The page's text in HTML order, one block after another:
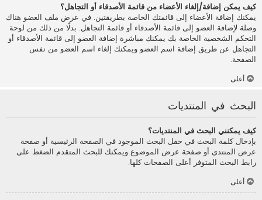
كيف يمكن إضافة/إلغاء الأعضاء من قائمة الأصدقاء أو التجاهل؟
يمكنك إضافة الأعضاء إلى قائمتك الخاصة بطريقتين. في عرض ملف العضو هناك
وصلة لإضافة العضو إلى قائمة الأصدقاء أو قائمة التجاهل. بدلًا من ذلك من لوحة
التحكم الشخصية الخاصة بك يمكنك مباشرة إضافة العضو إلى قائمة الأصدقاء أو
التجاهل عن طريق إضافة اسم العضو ويمكنك إلغاء اسم العضو من نفس
الصفحة.
أعلى
البحث في المنتديات
كيف يمكنني البحث في المنتديات؟
بإدخال كلمة البحث في حقل البحث الموجود في الصفحة الرئيسية أو صفحة
عرض المنتدى أو صفحة عرض الموضوع ويمكنك للبحث المتقدم الضغط على
رابط البحث المتوفر أعلى الصفحات كلها.
أعلى